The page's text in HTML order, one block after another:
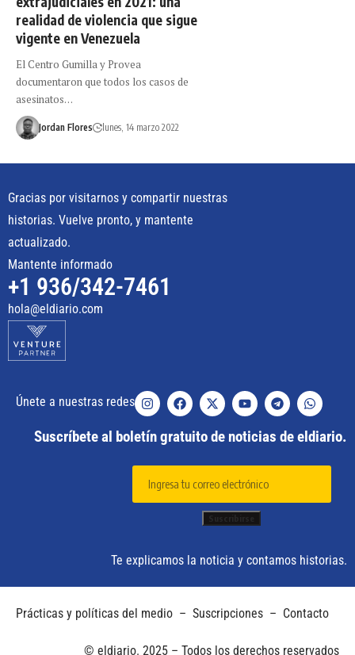
realidad de violencia que sigue
vigente en Venezuela
El Centro Gumilla y Provea
documentaron que todos los casos de
asesinatos…
Jordan Flores lunes, 14 marzo 2022
Gracias por visitarnos y compartir nuestras
historias. Vuelve pronto, y mantente
actualizado.
Mantente informado
+1 936/342-7461
hola@eldiario.com
Únete a nuestras redes
Suscríbete al boletín gratuito de noticias de eldiario.
Te explicamos la noticia y contamos historias.
Prácticas y políticas del medio – Suscripciones – Contacto
© eldiario. 2025 – Todos los derechos reservados